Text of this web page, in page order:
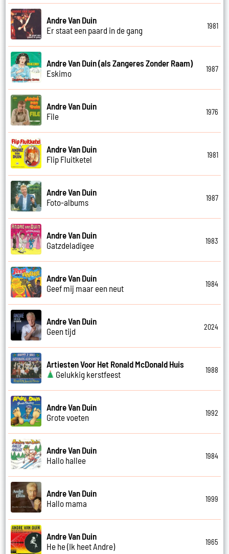
Andre Van Duin
Er staat een paard in de gang
1981
Andre Van Duin (als Zangeres Zonder Raam)
Eskimo
1987
Andre Van Duin
File
1976
Andre Van Duin
Flip Fluitketel
1981
Andre Van Duin
Foto-albums
1987
Andre Van Duin
Gatzdeladigee
1983
Andre Van Duin
Geef mij maar een neut
1984
Andre Van Duin
Geen tijd
2024
Artiesten Voor Het Ronald McDonald Huis
Gelukkig kerstfeest
1988
Andre Van Duin
Grote voeten
1992
Andre Van Duin
Hallo hallee
1984
Andre Van Duin
Hallo mama
1999
Andre Van Duin
He he (Ik heet Andre)
1965